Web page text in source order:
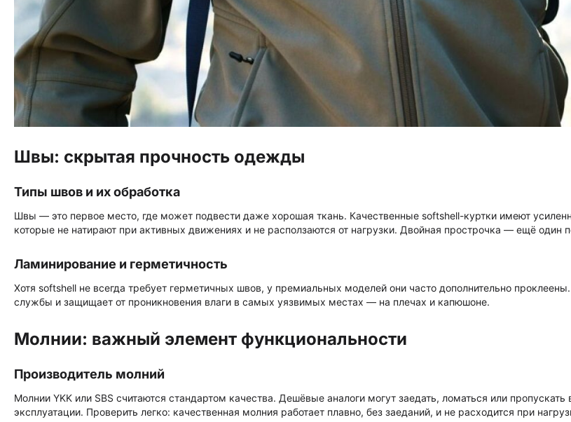
Швы: скрытая прочность одежды
Типы швов и их обработка
Швы — это первое место, где может подвести даже хорошая ткань. Качественные softshell-куртки имеют
которые не натирают при активных движениях и не расползаются от нагрузки. Двойная прострочка — ещё один
Ламинирование и герметичность
Хотя softshell не всегда требует герметичных швов, у премиальных моделей они часто дополнительно
службы и защищает от проникновения влаги в самых уязвимых местах — на плечах и капюшоне.
Молнии: важный элемент функциональности
Производитель молний
Молнии YKK или SBS считаются стандартом качества. Дешёвые аналоги могут заедать, ломаться или
эксплуатации. Проверить легко: качественная молния работает плавно, без заеданий, и не расходится при